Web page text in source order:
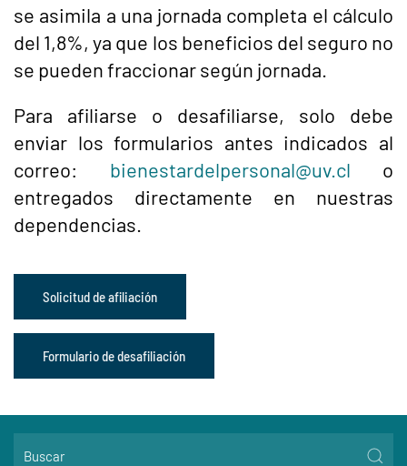
se asimila a una jornada completa el cálculo
del 1,8%, ya que los beneficios del seguro no
se pueden fraccionar según jornada.
Para afiliarse o desafiliarse, solo debe
enviar los formularios antes indicados al
correo: bienestardelpersonal@uv.cl o
entregados directamente en nuestras
dependencias.
Solicitud de afiliación
Formulario de desafiliación